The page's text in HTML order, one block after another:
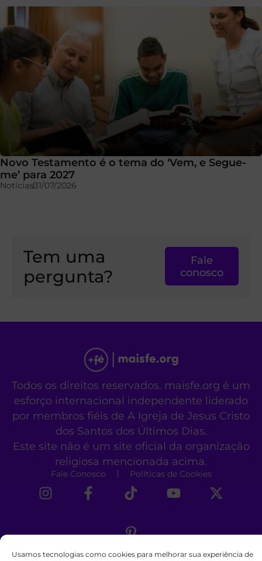
Usamos tecnologias como cookies para melhorar sua experiência de
Novo Testamento é o tema do ‘Vem, e Segue-
me’ para 2027
Notícias31/07/2026
Tem uma
pergunta?
Fale
conosco
Todos os direitos reservados. maisfe.org é um
esforço internacional independente liderado
por membros fiéis de A Igreja de Jesus Cristo
dos Santos dos Últimos Dias.
Este site não é um site oficial da organização
religiosa mencionada acima.
Fale Conosco Políticas de Cookies